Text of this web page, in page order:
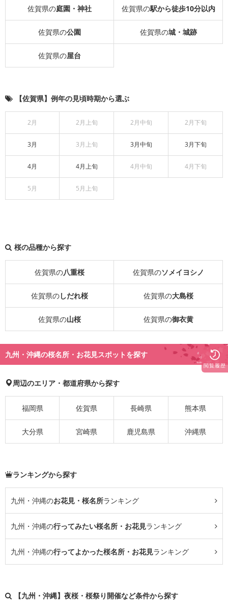
佐賀県の庭園・神社 佐賀県の駅から徒歩10分以内
佐賀県の公園 佐賀県の城・城跡
佐賀県の屋台
【佐賀県】例年の見頃時期から選ぶ
2月 2月上旬 2月中旬 2月下旬
3月 3月上旬 3月中旬 3月下旬
4月 4月上旬 4月中旬 4月下旬
5月 5月上旬
桜の品種から探す
佐賀県の八重桜 佐賀県のソメイヨシノ
佐賀県のしだれ桜 佐賀県の大島桜
佐賀県の山桜 佐賀県の御衣黄
九州・沖縄の桜名所・お花見スポットを探す
周辺のエリア・都道府県から探す
福岡県 佐賀県 長崎県 熊本県
大分県 宮崎県 鹿児島県 沖縄県
ランキングから探す
九州・沖縄のお花見・桜名所ランキング
九州・沖縄の行ってみたい桜名所・お花見ランキング
九州・沖縄の行ってよかった桜名所・お花見ランキング
【九州・沖縄】夜桜・桜祭り開催など条件から探す
閲覧履歴